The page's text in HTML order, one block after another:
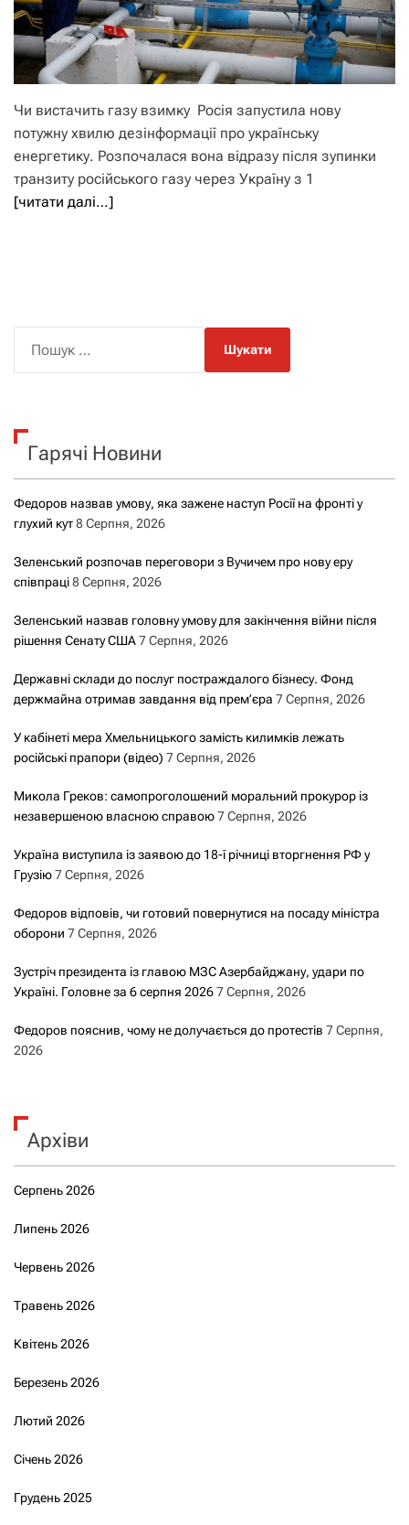
Чи вистачить газу взимку Росія запустила нову
потужну хвилю дезінформації про українську
енергетику. Розпочалася вона відразу після зупинки
транзиту російського газу через Україну з 1
[читати далі…]
к
Гарячі Новини
Федоров назвав умову, яка зажене наступ Росії на фронті у
глухий кут8 Серпня, 2026
Зеленський розпочав переговори з Вучичем про нову еру
співпраці8 Серпня, 2026
Зеленський назвав головну умову для закінчення війни після
рішення Сенату США7 Серпня, 2026
Державні склади до послуг постраждалого бізнесу. Фонд
держмайна отримав завдання від прем’єра 7 Серпня, 2026
У кабінеті мера Хмельницького замість килимків лежать
російські прапори (відео) 7 Серпня, 2026
Микола Греков: самопроголошений моральний прокурор із
незавершеною власною справою7 Серпня, 2026
Україна виступила із заявою до 18-ї річниці вторгнення РФ у
Грузію7 Серпня, 2026
Федоров відповів, чи готовий повернутися на посаду міністра
оборони 7 Серпня, 2026
Зустріч президента із главою МЗС Азербайджану, удари по
Україні. Головне за 6 серпня 20267 Серпня, 2026
Федоров пояснив, чому не долучається до протестів 7 Серпня,
2026
Архіви
Серпень 2026
Липень 2026
Червень 2026
Травень 2026
Квітень 2026
Березень 2026
Лютий 2026
Січень 2026
Грудень 2025